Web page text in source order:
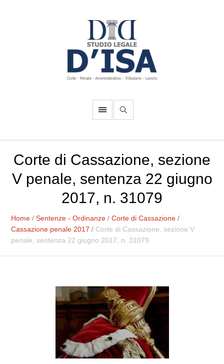
Corte di Cassazione, sezione
V penale, sentenza 22 giugno
2017, n. 31079
Home /Sentenze - Ordinanze /Corte di Cassazione /
Cassazione penale 2017 / Corte di Cassazione, sezione V
penale, sentenza 22 giugno 2017, n. 31079